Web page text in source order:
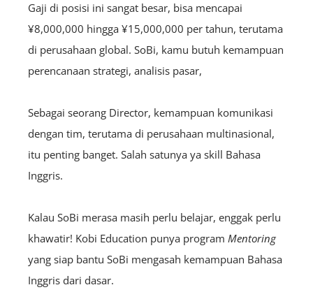
Gaji di posisi ini sangat besar, bisa mencapai
¥8,000,000 hingga ¥15,000,000 per tahun, terutama
di perusahaan global. SoBi, kamu butuh kemampuan
perencanaan strategi, analisis pasar,
Sebagai seorang Director, kemampuan komunikasi
dengan tim, terutama di perusahaan multinasional,
itu penting banget. Salah satunya ya skill Bahasa
Inggris.
Kalau SoBi merasa masih perlu belajar, enggak perlu
khawatir! Kobi Education punya program Mentoring
yang siap bantu SoBi mengasah kemampuan Bahasa
Inggris dari dasar.